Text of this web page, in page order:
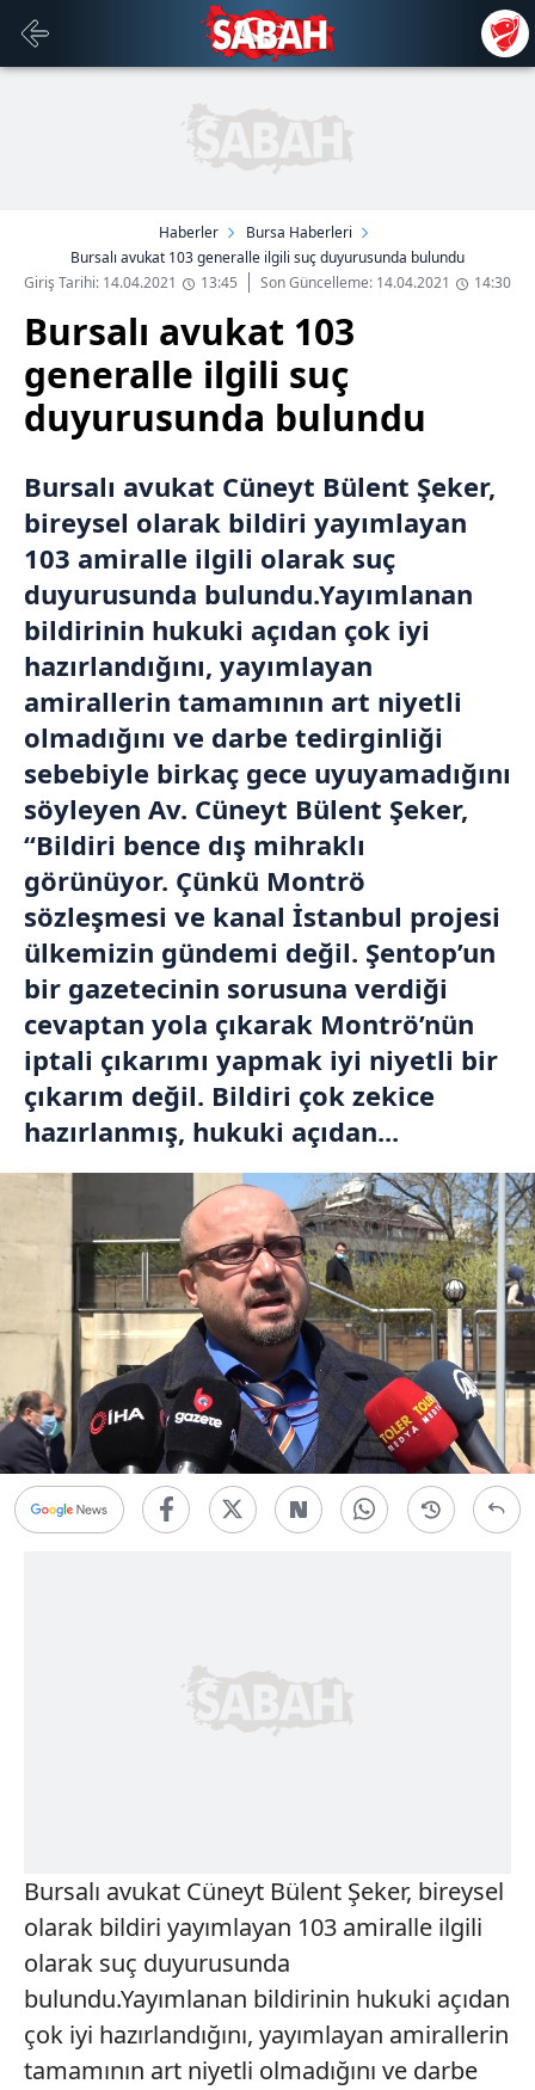
Haberler
Bursa Haberleri
Bursalı avukat 103 generalle ilgili suç duyurusunda bulundu
Giriş Tarihi: 14.04.2021
13:45 Son Güncelleme: 14.04.2021 14:30
Bursalı avukat 103
generalle ilgili suç
duyurusunda bulundu
Bursalı avukat Cüneyt Bülent Şeker,
bireysel olarak bildiri yayımlayan
103 amiralle ilgili olarak suç
duyurusunda bulundu.Yayımlanan
bildirinin hukuki açıdan çok iyi
hazırlandığını, yayımlayan
amirallerin tamamının art niyetli
olmadığını ve darbe tedirginliği
sebebiyle birkaç gece uyuyamadığını
söyleyen Av. Cüneyt Bülent Şeker,
“Bildiri bence dış mihraklı
görünüyor. Çünkü Montrö
sözleşmesi ve kanal İstanbul projesi
ülkemizin gündemi değil. Şentop’un
bir gazetecinin sorusuna verdiği
cevaptan yola çıkarak Montrö’nün
iptali çıkarımı yapmak iyi niyetli bir
çıkarım değil. Bildiri çok zekice
hazırlanmış, hukuki açıdan...
Bursalı avukat Cüneyt Bülent Şeker, bireysel
olarak bildiri yayımlayan 103 amiralle ilgili
olarak suç duyurusunda
bulundu.Yayımlanan bildirinin hukuki açıdan
çok iyi hazırlandığını, yayımlayan amirallerin
tamamının art niyetli olmadığını ve darbe